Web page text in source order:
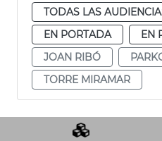
TODAS LAS
EN PORTADA
EN
JOAN RIBÓ
TORRE MIRAMAR